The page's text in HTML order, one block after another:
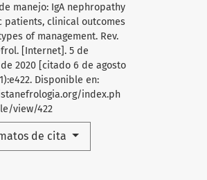
manejo: IgA nephropathy
patients, clinical outcomes
of management. Rev.
[Internet]. 5 de
2020 [citado 6 de agosto
Disponible en:
index.ph
view/422
de cita